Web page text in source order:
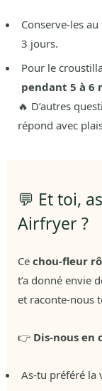
Conserve-les
3 jours.
Pour le
pendant 5 à 6
🔥 D’autres
répond avec
💬 Et toi,
Airfryer ?
Ce chou-fleur
t’a donné envie
et raconte-nous
👉 Dis-nous en
As-tu préféré la